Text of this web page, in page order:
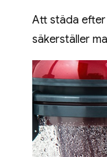
Att städa
säkerställer